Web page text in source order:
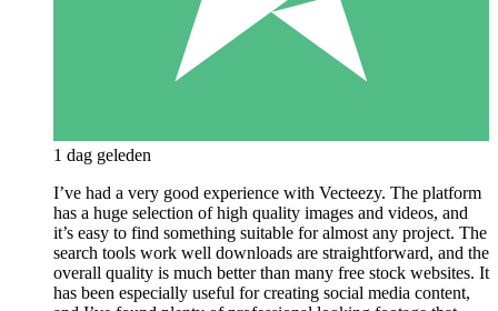
1 dag geleden
I’ve had a very good experience with Vecteezy. The platform
has a huge selection of high quality images and videos, and
it’s easy to find something suitable for almost any project. The
search tools work well downloads are straightforward, and the
overall quality is much better than many free stock websites. It
has been especially useful for creating social media content,